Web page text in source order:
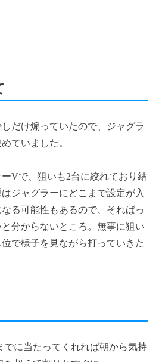
だけ煽っていたので、ジャグラ
ていました。
Vで、狙いも2台に絞れており結
ジャグラーにどこまで設定が入
る可能性もあるので、そればっ
分からないところ。無事に狙い
で様子を見ながら打っていきた
でに当たってくれれば朝から気持